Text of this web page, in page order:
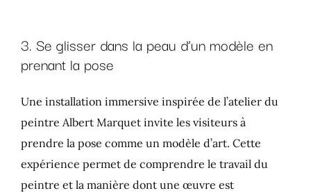
3. Se glisser dans la peau d’un modèle en
prenant la pose
Une installation immersive inspirée de l’atelier du
peintre Albert Marquet invite les visiteurs à
prendre la pose comme un modèle d’art. Cette
expérience permet de comprendre le travail du
peintre et la manière dont une œuvre est